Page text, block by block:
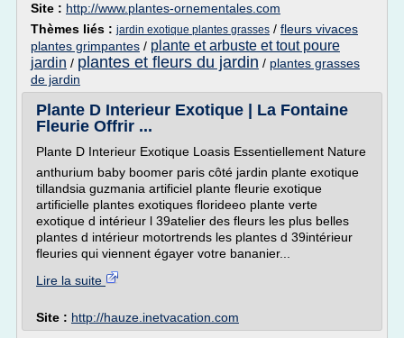
Site : http://www.plantes-ornementales.com
Thèmes liés : jardin exotique plantes grasses / fleurs vivaces
plantes grimpantes / plante et arbuste et tout poure
jardin / plantes et fleurs du jardin / plantes grasses
de jardin
Plante D Interieur Exotique | La Fontaine
Fleurie Offrir ...
Plante D Interieur Exotique Loasis Essentiellement Nature
anthurium baby boomer paris côté jardin plante exotique
tillandsia guzmania artificiel plante fleurie exotique
artificielle plantes exotiques florideeo plante verte
exotique d intérieur l 39atelier des fleurs les plus belles
plantes d intérieur motortrends les plantes d 39intérieur
fleuries qui viennent égayer votre bananier...
Lire la suite
Site : http://hauze.inetvacation.com